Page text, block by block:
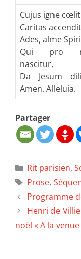
Cujus igne
Caritas
Ades, alme
Qui pro
nascitur,
Da Jesum
Amen. Alleluia.
Partager
Rit parisien,
Prose,
Programme
Henri de
noël « A la